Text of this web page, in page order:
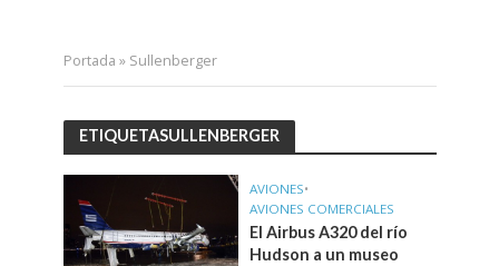
Portada » Sullenberger
ETIQUETASULLENBERGER
AVIONES•
AVIONES COMERCIALES
El Airbus A320 del río
Hudson a un museo